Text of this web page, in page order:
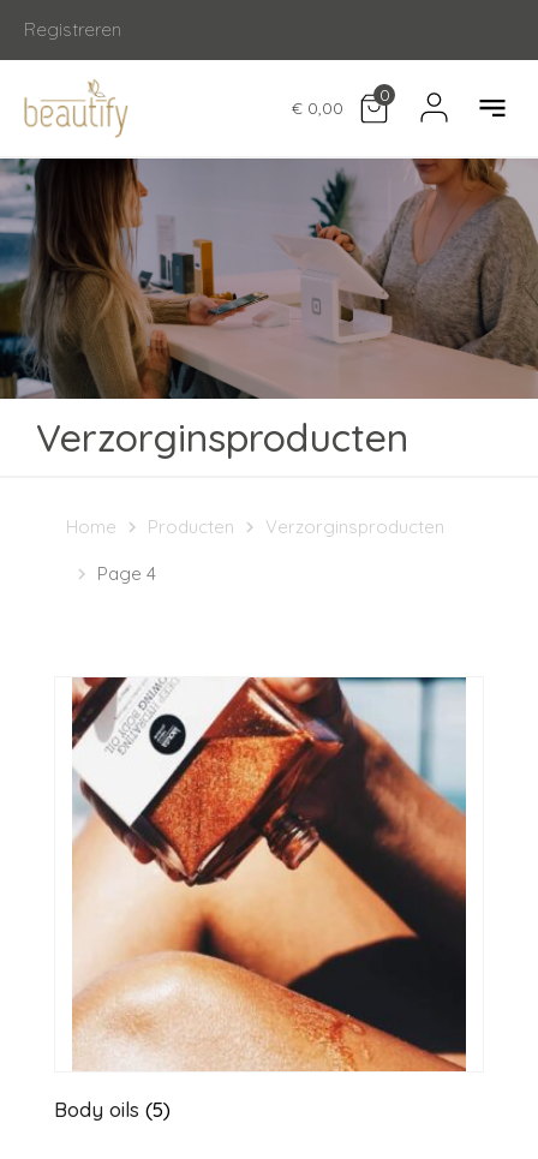
Registreren
0
€ 0,00
Verzorginsproducten
Home Producten Verzorginsproducten
Page 4
Body oils (5)